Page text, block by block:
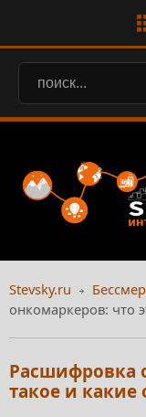
Stevsky.ru
онкомаркеров: что
Расшифровка
такое и